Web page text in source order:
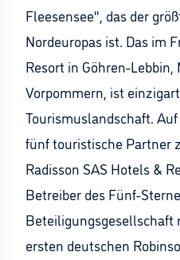
Fleesensee", das der
Nordeuropas ist. Das im
Resort in Göhren-
Vorpommern, ist
Tourismuslandschaft.
fünf touristische Partner
Radisson SAS Hotels &
Betreiber des Fünf-
Beteiligungsgesellschaft
ersten deutschen